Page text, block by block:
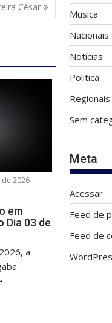
César
2026
em
Dia 03 de
a
Musica
Nacionais
Notícias
Politica
Regionais
Sem
Meta
Acessar
Feed de
Feed de